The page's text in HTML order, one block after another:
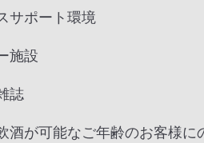
サポート環境
施設
誌
酒が可能なご年齢のお客様に